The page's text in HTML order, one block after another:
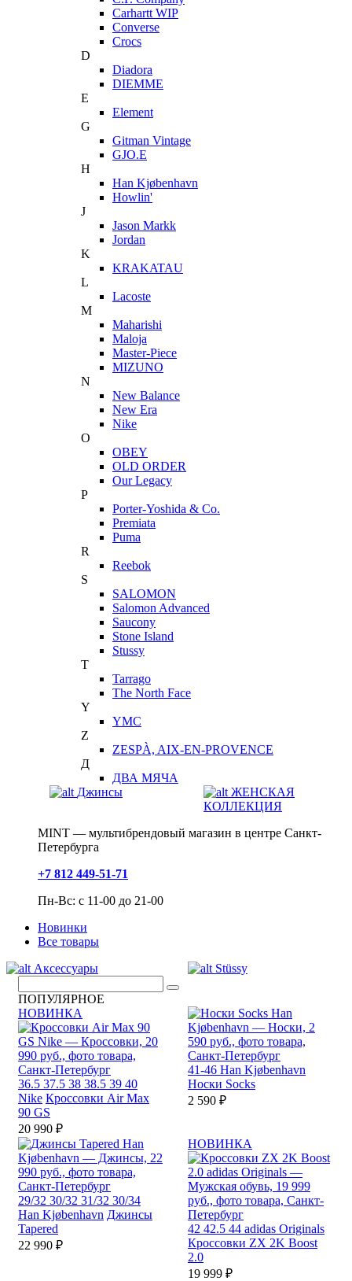
Carhartt WIP
Converse
Crocs
D
Diadora
DIEMME
E
Element
G
Gitman Vintage
GJO.E
H
Han Kjøbenhavn
Howlin'
J
Jason Markk
Jordan
K
KRAKATAU
L
Lacoste
M
Maharishi
Maloja
Master-Piece
MIZUNO
N
New Balance
New Era
Nike
O
OBEY
OLD ORDER
Our Legacy
P
Porter-Yoshida & Co.
Premiata
Puma
R
Reebok
S
SALOMON
Salomon Advanced
Saucony
Stone Island
Stussy
T
Tarrago
The North Face
Y
YMC
Z
ZESPÀ, AIX-EN-PROVENCE
Д
ДВА МЯЧА
Джинсы
ЖЕНСКАЯ
КОЛЛЕКЦИЯ
MINT — мультибрендовый магазин в центре Санкт-
Петербурга
+7 812 449-51-71
Пн-Вс: с 11-00 до 21-00
Новинки
Все товары
Аксессуары
Stüssy
ПОПУЛЯРНОЕ
НОВИНКА
36.5 37.5 38 38.5 39 40
Nike Кроссовки Air Max
90 GS
20 990 ₽
41-46 Han Kjøbenhavn
Носки Socks
2 590 ₽
29/32 30/32 31/32 30/34
Han Kjøbenhavn Джинсы
Tapered
22 990 ₽
НОВИНКА
42 42.5 44 adidas Originals
Кроссовки ZX 2K Boost
2.0
19 999 ₽